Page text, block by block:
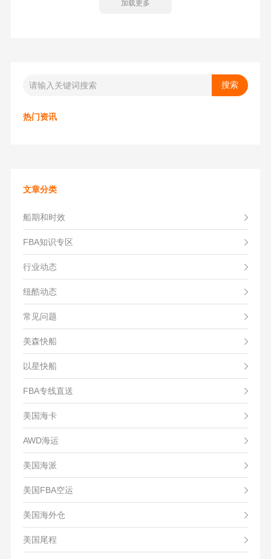
加载更多
热门资讯
文章分类
船期和时效
FBA知识专区
行业动态
纽酷动态
常见问题
美森快船
以星快船
FBA专线直送
美国海卡
AWD海运
美国海派
美国FBA空运
美国海外仓
美国尾程